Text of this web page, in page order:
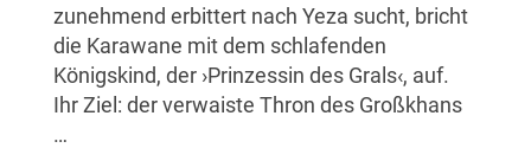
zunehmend erbittert nach Yeza sucht, bricht
die Karawane mit dem schlafenden
Königskind, der ›Prinzessin des Grals‹, auf.
Ihr Ziel: der verwaiste Thron des Großkhans
…